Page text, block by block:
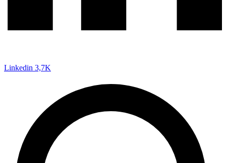
Linkedin 3,7K